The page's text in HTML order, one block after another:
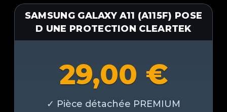
SAMSUNG GALAXY A11 (A115F) POSE
D UNE PROTECTION CLEARTEK
29,00 €